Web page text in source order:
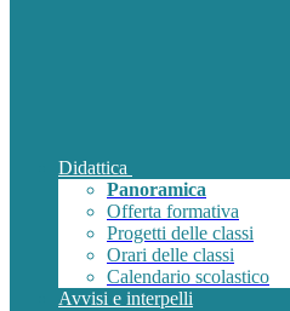
Didattica
Panoramica
Offerta formativa
Progetti delle classi
Orari delle classi
Calendario scolastico
Avvisi e interpelli